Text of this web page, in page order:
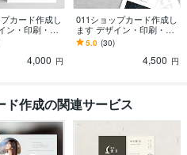
カード作成し
ン・印刷・配
す。
4,000 円
011ショップカード作成し
ます デザイン・印刷・配
送まで致します。
5.0 (30)
4,500 円
ド作成の関連サービス